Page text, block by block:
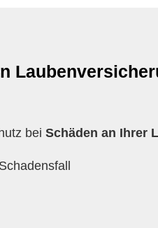
bei Schäden an Ihrer